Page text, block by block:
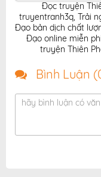
Đọc truyện
truyentranh3q, Trải
Đạo bản dịch chất
Đạo online miễn
truyện Thiên
Bình Luận (
hãy bình luận có